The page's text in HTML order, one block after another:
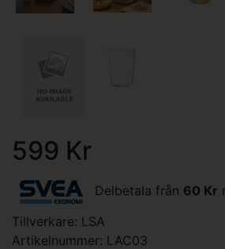
599 Kr
Delbetala från 60 Kr
Tillverkare: LSA
Artikelnummer: LAC03